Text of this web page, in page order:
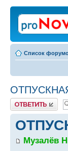
Список
ОТПУСКНАЯ
Ответить
Музалёв